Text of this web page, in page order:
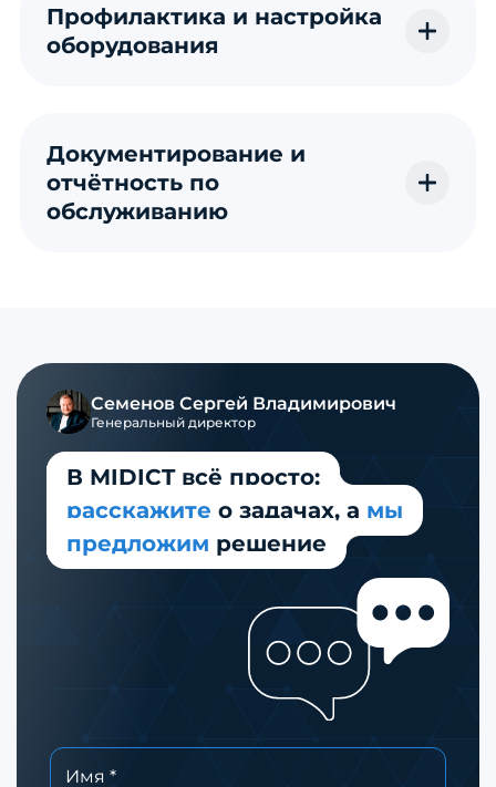
Профилактика и настройка
оборудования
Документирование и
отчётность по
обслуживанию
Семенов Сергей Владимирович
Генеральный директор
В MIDICT всё просто:
расскажите о задачах, а мы
предложим решение